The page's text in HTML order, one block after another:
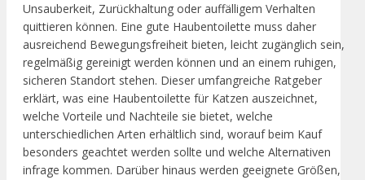
Unsauberkeit, Zurückhaltung oder auffälligem Verhalten
quittieren können. Eine gute Haubentoilette muss daher
ausreichend Bewegungsfreiheit bieten, leicht zugänglich sein,
regelmäßig gereinigt werden können und an einem ruhigen,
sicheren Standort stehen. Dieser umfangreiche Ratgeber
erklärt, was eine Haubentoilette für Katzen auszeichnet,
welche Vorteile und Nachteile sie bietet, welche
unterschiedlichen Arten erhältlich sind, worauf beim Kauf
besonders geachtet werden sollte und welche Alternativen
infrage kommen. Darüber hinaus werden geeignete Größen,